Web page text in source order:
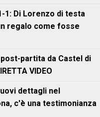
1: Di Lorenzo di testa
regalo come fosse
partita da Castel di
VIDEO
dettagli nel
c'è una testimonianza